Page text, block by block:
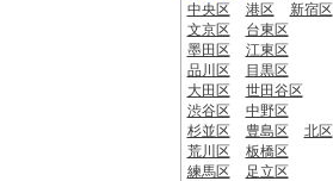
中央区
港区
新宿区
文京区
台東区
墨田区
江東区
品川区
目黒区
大田区
世田谷区
渋谷区
中野区
杉並区
豊島区
北区
荒川区
板橋区
練馬区
足立区